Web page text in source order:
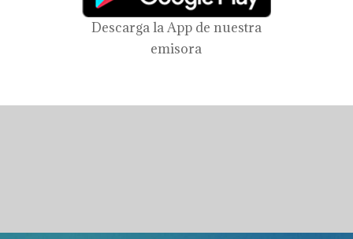
Descarga la App de nuestra
emisora